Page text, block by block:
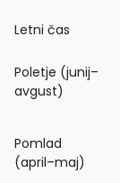
Letni čas
Poletje (junij–
avgust)
Pomlad
(april–maj)